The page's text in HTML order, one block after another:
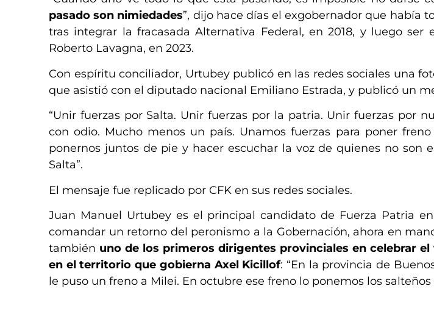
pasado son nimiedades”, dijo hace días el exgobernador que había
tras integrar la fracasada Alternativa Federal, en 2018, y luego ser
Roberto Lavagna, en 2023.
Con espíritu conciliador, Urtubey publicó en las redes sociales una
que asistió con el diputado nacional Emiliano Estrada, y publicó un
“Unir fuerzas por Salta. Unir fuerzas por la patria. Unir fuerzas por
con odio. Mucho menos un país. Unamos fuerzas para poner
ponernos juntos de pie y hacer escuchar la voz de quienes no son
Salta”.
El mensaje fue replicado por CFK en sus redes sociales.
Juan Manuel Urtubey es el principal candidato de Fuerza Patria
comandar un retorno del peronismo a la Gobernación, ahora en
también uno de los primeros dirigentes provinciales en celebrar
en el territorio que gobierna Axel Kicillof: “En la provincia de
le puso un freno a Milei. En octubre ese freno lo ponemos los salteños